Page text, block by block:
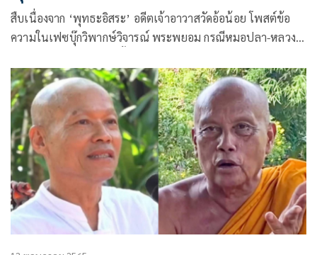
สืบเนื่องจาก ‘พุทธะอิสระ’ อดีตเจ้าอาวาสวัดอ้อน้อย โพสต์ข้อ
ความในเฟซบุ๊กวิพากษ์วิจารณ์ พระพยอม กรณีหมอปลา-หลวงปู่